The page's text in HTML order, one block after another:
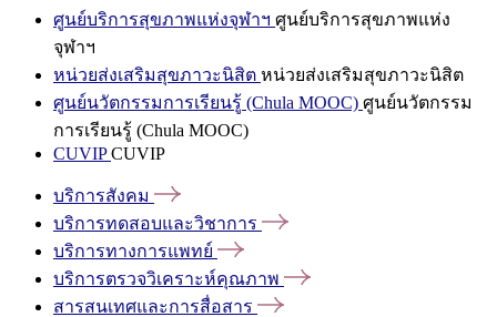
ศูนย์บริการสุขภาพแห่งจุฬาฯ ศูนย์บริการสุขภาพแห่ง
จุฬาฯ
หน่วยส่งเสริมสุขภาวะนิสิต หน่วยส่งเสริมสุขภาวะนิสิต
ศูนย์นวัตกรรมการเรียนรู้ (Chula MOOC) ศูนย์นวัตกรรม
การเรียนรู้ (Chula MOOC)
CUVIPCUVIP
บริการสังคม
บริการทดสอบและวิชาการ
บริการทางการแพทย์
บริการตรวจวิเคราะห์คุณภาพ
สารสนเทศและการสื่อสาร